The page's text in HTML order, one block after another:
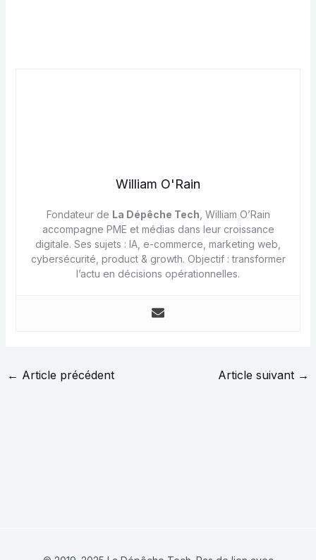
William O'Rain
Fondateur de La Dépêche Tech , William O’Rain
accompagne PME et médias dans leur croissance
digitale. Ses sujets : IA, e-commerce, marketing web,
cybersécurité, product & growth. Objectif : transformer
l’actu en décisions opérationnelles.
← Article précédent Article suivant →